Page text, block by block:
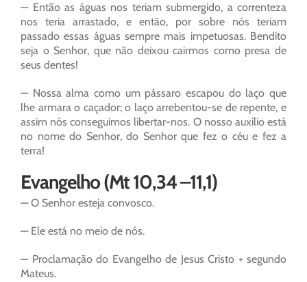
— Então as águas nos teriam submergido, a correnteza
nos teria arrastado, e então, por sobre nós teriam
passado essas águas sempre mais impetuosas. Bendito
seja o Senhor, que não deixou cairmos como presa de
seus dentes!
— Nossa alma como um pássaro escapou do laço que
lhe armara o caçador; o laço arrebentou-se de repente, e
assim nós conseguimos libertar-nos. O nosso auxílio está
no nome do Senhor, do Senhor que fez o céu e fez a
terra!
Evangelho (Mt 10,34 –11,1)
— O Senhor esteja convosco.
— Ele está no meio de nós.
— Proclamação do Evangelho de Jesus Cristo + segundo
Mateus.